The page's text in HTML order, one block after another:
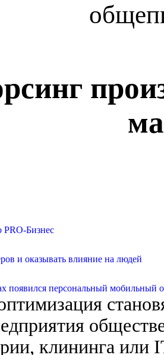
PRO-Бизнес
и оказывать влияние на людей
появился персональный мобильный
клининга или